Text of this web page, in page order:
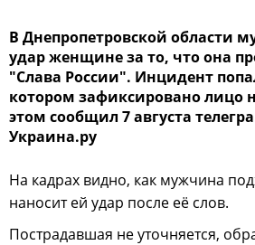
В Днепропетровской области
удар женщине за то, что она
"Слава России". Инцидент
котором зафиксировано лицо
этом сообщил 7 августа
Украина.ру
На кадрах видно, как мужчина
наносит ей удар после её слов.
Пострадавшая не уточняется,